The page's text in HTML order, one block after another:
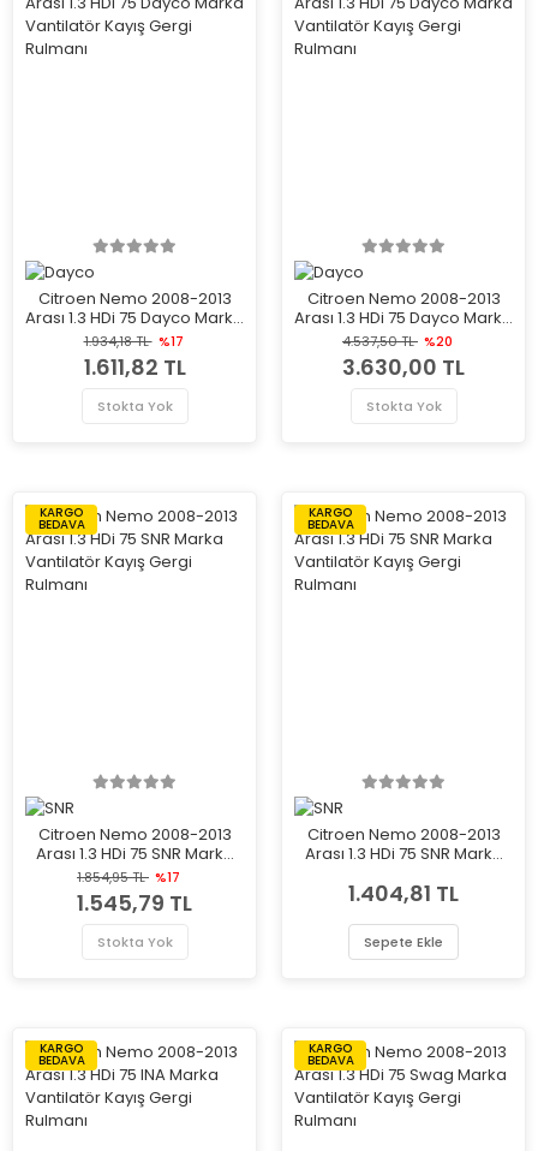
Citroen Nemo 2008-2013
Arası 1.3 HDi 75 Dayco Marka
Vantilatör Kayış Gergi
Rulmanı
1.934,18 TL %17
1.611,82 TL
Stokta Yok
Citroen Nemo 2008-2013
Arası 1.3 HDi 75 Dayco Marka
Vantilatör Kayış Gergi
Rulmanı
4.537,50 TL %20
3.630,00 TL
Stokta Yok
KARGO
BEDAVA
Citroen Nemo 2008-2013
Arası 1.3 HDi 75 SNR Marka
Vantilatör Kayış Gergi
Rulmanı
1.854,95 TL %17
1.545,79 TL
Stokta Yok
KARGO
BEDAVA
Citroen Nemo 2008-2013
Arası 1.3 HDi 75 SNR Marka
Rulmanı
1.404,81 TL
Sepete Ekle
KARGO
BEDAVA
KARGO
BEDAVA